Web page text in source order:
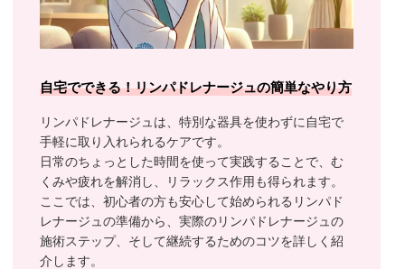
自宅でできる！リンパドレナージュの簡単なやり方
リンパドレナージュは、特別な器具を使わずに自宅で
手軽に取り入れられるケアです。
日常のちょっとした時間を使って実践することで、む
くみや疲れを解消し、リラックス作用も得られます。
ここでは、初心者の方も安心して始められるリンパド
レナージュの準備から、実際のリンパドレナージュの
施術ステップ、そして継続するためのコツを詳しく紹
介します。